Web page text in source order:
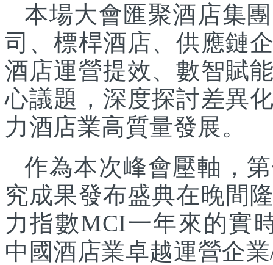
本場大會匯聚酒店集
司、標桿酒店、供應鏈
酒店運營提效、數智賦
心議題，深度探討差異
力酒店業高質量發展。
作為本次峰會壓軸，
究成果發布盛典在晚間
力指數MCI一年來的實
中國酒店業卓越運營企